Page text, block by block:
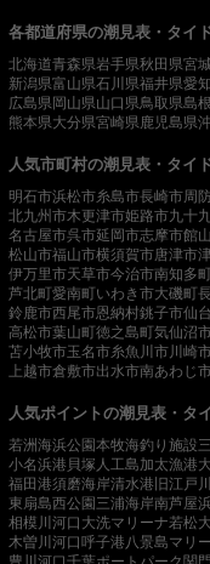
各都道府県の潮見表・タイ
北海道青森県岩手県秋田県宮
新潟県富山県石川県福井県愛
広島県岡山県山口県鳥取県島
熊本県大分県宮崎県 鹿児島県
人気市町村の潮見表・タイ
明石市浜松市糸島市長崎市周
北九州市木更津市姫路市九十
名古屋市呉市延岡市志摩市館
松山市福山市横須賀市唐津市
伊万里市天草市今治市南知多
芦北町愛南町いわき市大磯町
鈴鹿市西尾市恩納村銚子市仙
高松市葉山町徳之島町気仙沼
苫小牧市玉名市糸魚川市 川崎
上越市倉敷市出水市南あわじ
人気ポイントの潮見表・タ
若洲海浜公園本牧海釣り施設
小名浜港 貝塚人工島加太漁港
福田港須磨海岸清水港 旧江戸
東扇島西公園三浦海岸南芦屋
相模川河口 大洗マリーナ若松
木曽川河口呼子港 八景島マリ